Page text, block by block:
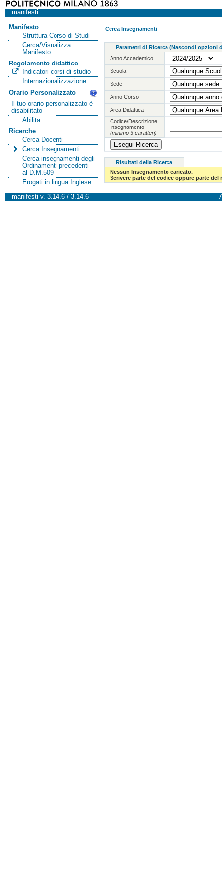
manifesti
Manifesto
Struttura Corso di Studi
Cerca/Visualizza
Manifesto
Regolamento didattico
Indicatori corsi di studio
Internazionalizzazione
Orario Personalizzato
Il tuo orario personalizzato è
disabilitato
Abilita
Ricerche
Cerca Docenti
Cerca Insegnamenti
Cerca insegnamenti degli
Ordinamenti precedenti
al D.M.509
Erogati in lingua Inglese
Cerca Insegnamenti
Parametri di Ricerca (Nascondi opzioni
Anno Accademico
Scuola
Sede
Anno Corso
Area Didattica
Codice/Descrizione
Insegnamento
(minimo 3 caratteri)
Risultati della Ricerca
Nessun Insegnamento caricato.
Scrivere parte del codice oppure parte
manifesti v. 3.14.6 / 3.14.6